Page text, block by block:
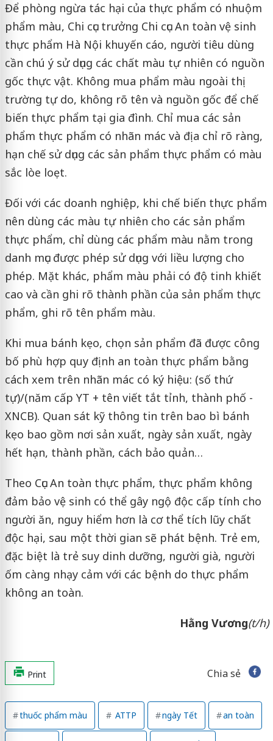
Để phòng ngừa tác hại của thực phẩm có nhuộm
phẩm màu, Chi cục trưởng Chi cục An toàn vệ sinh
thực phẩm Hà Nội khuyến cáo, người tiêu dùng
cần chú ý sử dụng các chất màu tự nhiên có nguồn
gốc thực vật. Không mua phẩm màu ngoài thị
trường tự do, không rõ tên và nguồn gốc để chế
biến thực phẩm tại gia đình. Chỉ mua các sản
phẩm thực phẩm có nhãn mác và địa chỉ rõ ràng,
hạn chế sử dụng các sản phẩm thực phẩm có màu
sắc lòe loẹt.
Đối với các doanh nghiệp, khi chế biến thực phẩm
nên dùng các màu tự nhiên cho các sản phẩm
thực phẩm, chỉ dùng các phẩm màu nằm trong
danh mục được phép sử dụng với liều lượng cho
phép. Mặt khác, phẩm màu phải có độ tinh khiết
cao và cần ghi rõ thành phần của sản phẩm thực
phẩm, ghi rõ tên phẩm màu.
Khi mua bánh kẹo, chọn sản phẩm đã được công
bố phù hợp quy định an toàn thực phẩm bằng
cách xem trên nhãn mác có ký hiệu: (số thứ
tự)/(năm cấp YT + tên viết tắt tỉnh, thành phố -
XNCB). Quan sát kỹ thông tin trên bao bì bánh
kẹo bao gồm nơi sản xuất, ngày sản xuất, ngày
hết hạn, thành phần, cách bảo quản…
Theo Cục An toàn thực phẩm, thực phẩm không
đảm bảo vệ sinh có thể gây ngộ độc cấp tính cho
người ăn, nguy hiểm hơn là cơ thể tích lũy chất
độc hại, sau một thời gian sẽ phát bệnh. Trẻ em,
đặc biệt là trẻ suy dinh dưỡng, người già, người
ốm càng nhạy cảm với các bệnh do thực phẩm
không an toàn.
Hằng Vương(t/h)
Print Chia sẻ
thuốc phẩm màu ATTP ngày Tết an toàn